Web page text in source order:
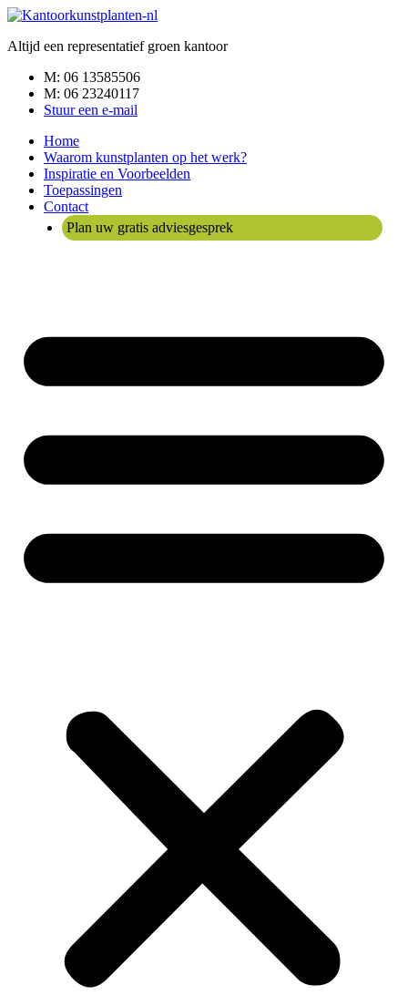
Ga
de
Altijd een representatief groen kantoor
M: 06 13585506
M: 06 23240117
Stuur een e-mail
Home
Waarom kunstplanten op het werk?
Inspiratie en Voorbeelden
Toepassingen
Contact
Plan uw gratis adviesgesprek